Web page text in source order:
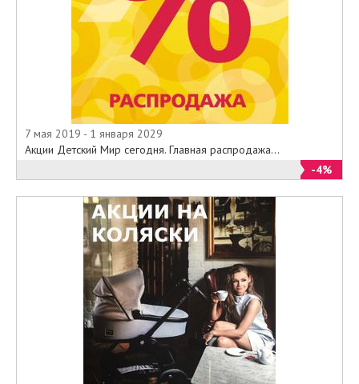
7 мая 2019 - 1 января 2029
Акции Детский Мир сегодня. Главная распродажа...
-4%